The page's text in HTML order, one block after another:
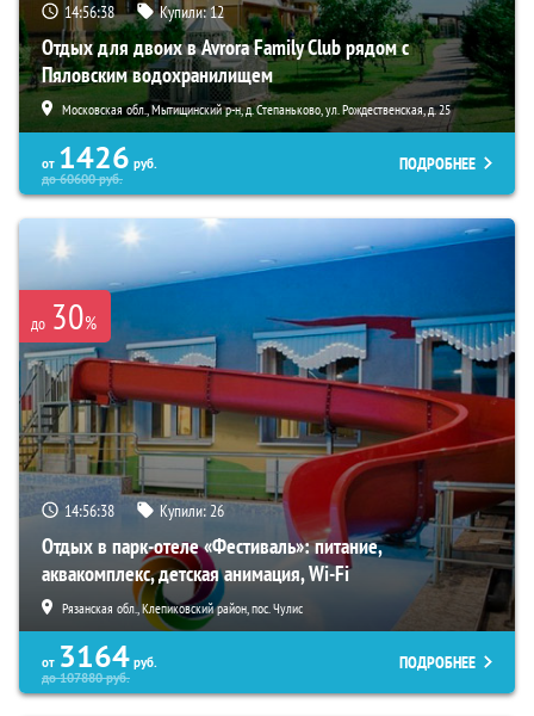
14:56:36 Купили:12
Отдых для двоих в Avrora Family Club рядом с
Пяловским водохранилищем
Московская обл., Мытищинский р-н, д. Степаньково, ул. Рождественская, д. 25
от 1426 руб.
до60600руб.
ПОДРОБНЕЕ
до 30%
14:56:36 Купили:26
Отдых в парк-отеле «Фестиваль»: питание,
аквакомплекс, детская анимация, Wi-Fi
Рязанская обл., Клепиковский район, пос. Чулис
от 3164 руб.
до107880руб.
ПОДРОБНЕЕ